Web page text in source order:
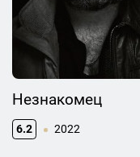
Незнакомец
6.2 2022